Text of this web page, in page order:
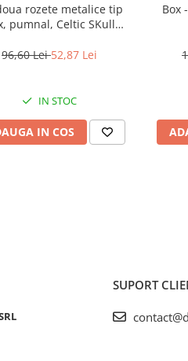
rozete metalice tip
pumnal, Celtic SKull
96,60 Lei52,87 Lei
IN STOC
IN COS
Box
SUPORT